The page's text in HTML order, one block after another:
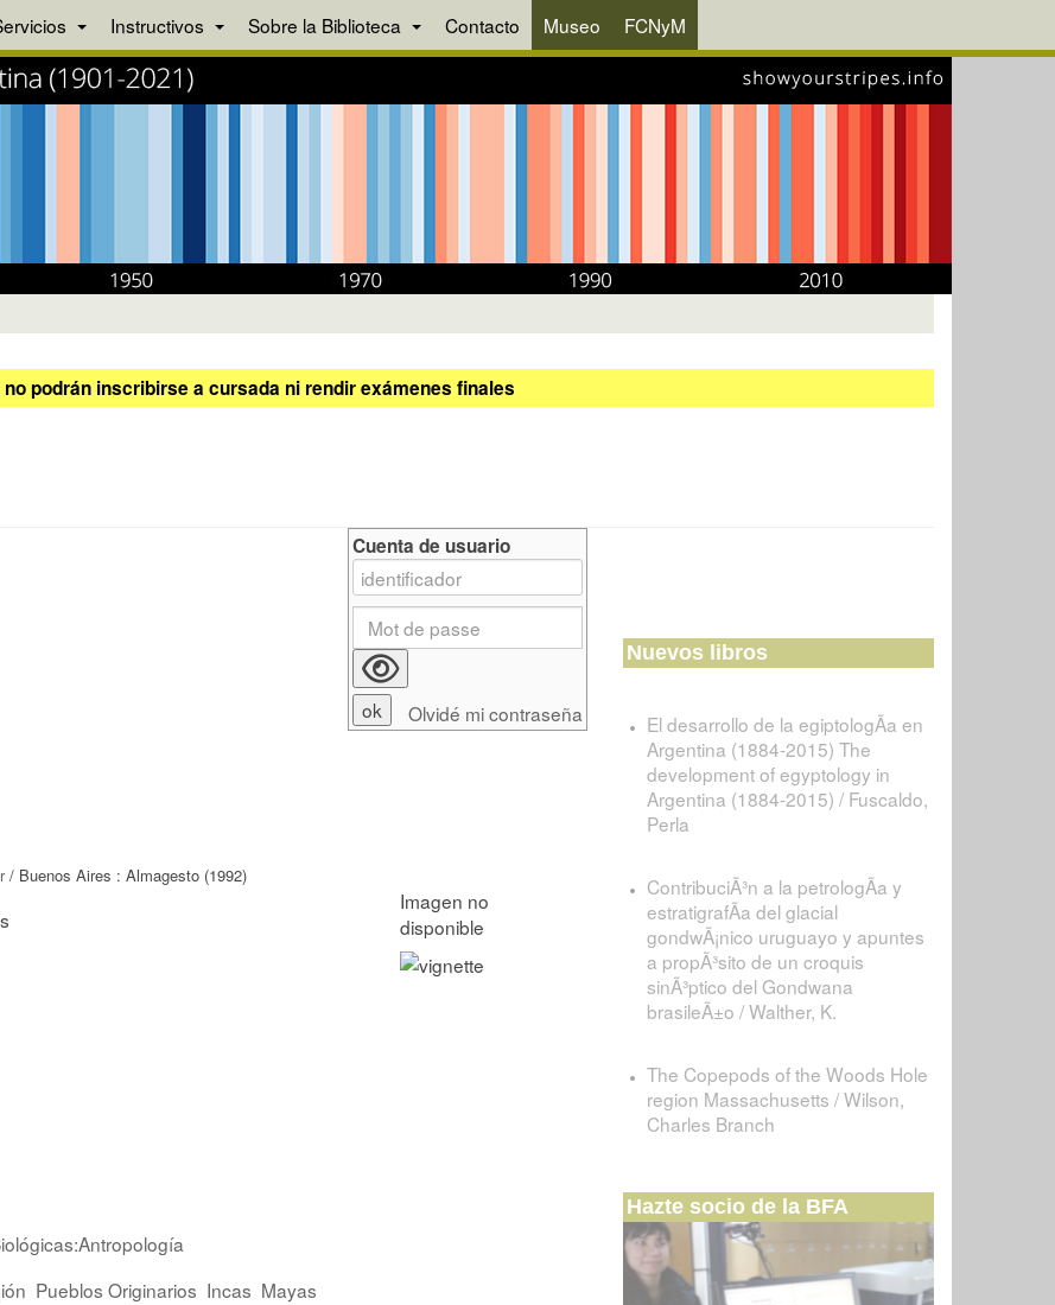
Instructivos Sobre la Biblioteca Contacto Museo FCNyM
podrán inscribirse a cursada ni rendir exámenes finales
/ Buenos Aires : Almagesto (1992)
Pueblos Originarios Incas Mayas
Cuenta de usuario
Olvidé mi contraseña
Nuevos libros
El desarrollo de la egiptologÃ­a en
Argentina (1884-2015) The
development of egyptology in
Argentina (1884-2015) / Fuscaldo,
Perla
ContribuciÃ³n a la petrologÃ­a y
estratigrafÃ­a del glacial
gondwÃ¡nico uruguayo y apuntes
a propÃ³sito de un croquis
sinÃ³ptico del Gondwana
brasileÃ±o / Walther, K.
The Copepods of the Woods Hole
region Massachusetts / Wilson,
Charles Branch
Hazte socio de la BFA